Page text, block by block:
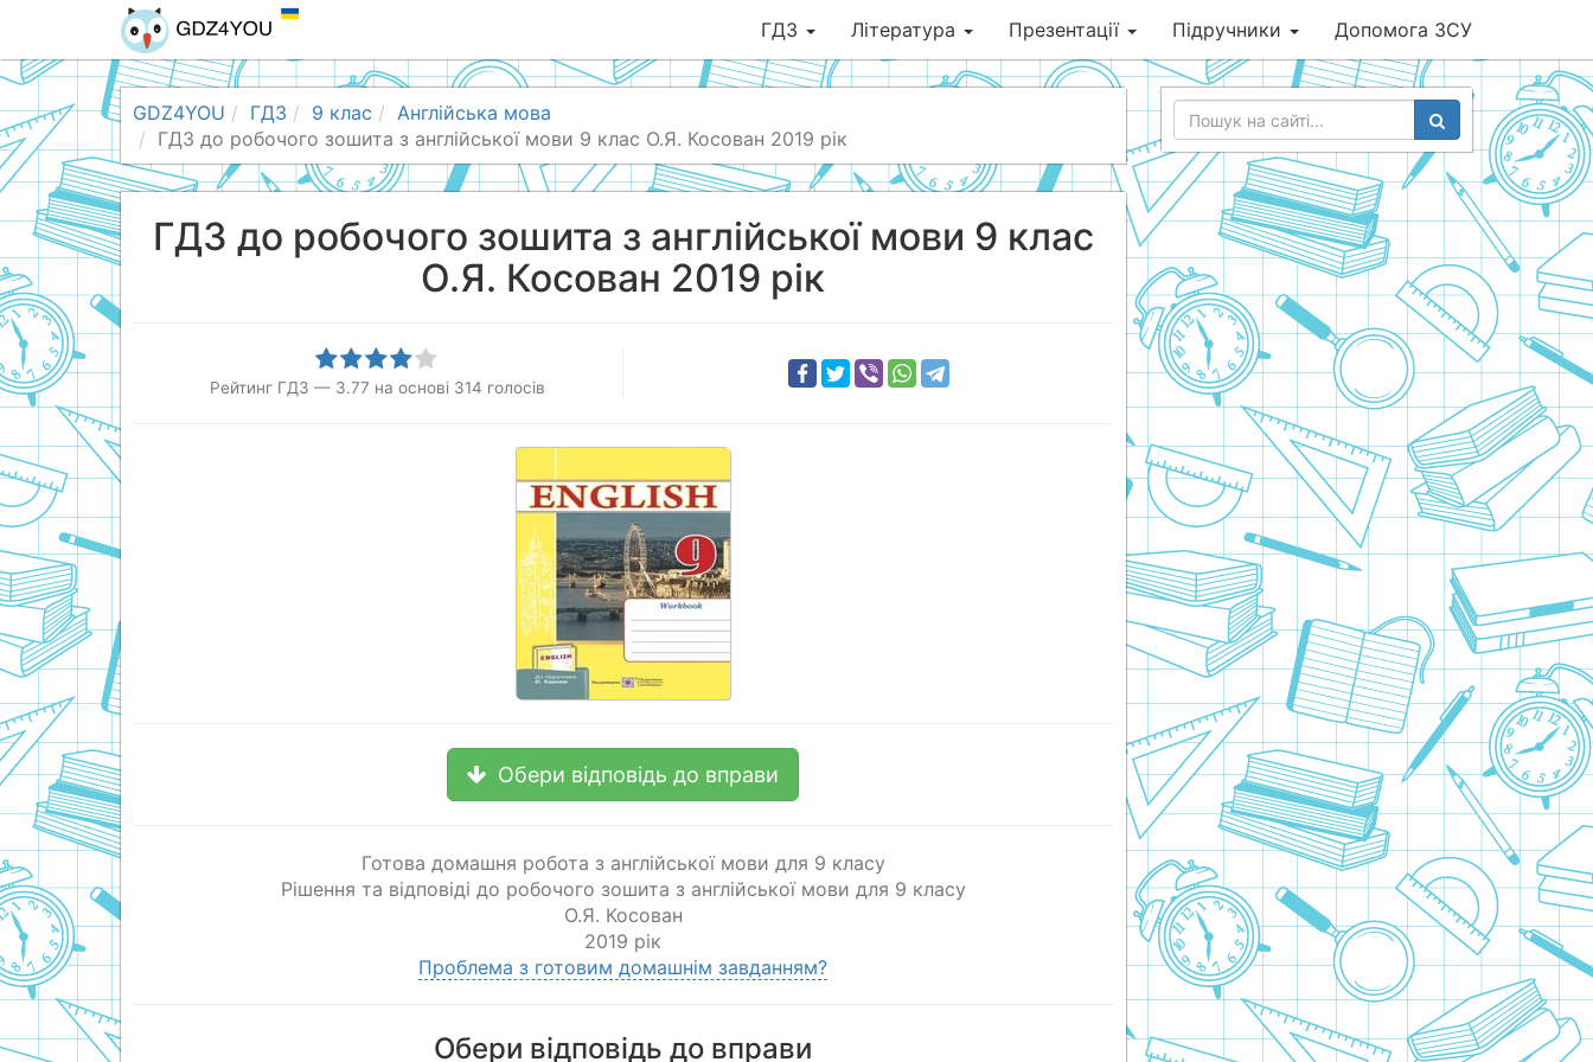
ГДЗ Література Презентації Підручники Допомога ЗСУ
GDZ4YOU ГДЗ 9 клас
Англійська мова
ГДЗ до робочого зошита з англійської мови 9 клас О.Я. Косован 2019 рік
ГДЗ до робочого зошита з англійської мови 9 клас
О.Я. Косован 2019 рік
Рейтинг ГДЗ — 3.77 на основі 314 голосів
Обери відповідь до вправи
Готова домашня робота з англійської мови для 9 класу
Рішення та відповіді до робочого зошита з англійської мови для 9 класу
О.Я. Косован
2019 рік
Проблема з готовим домашнім завданням?
Обери відповідь до вправи